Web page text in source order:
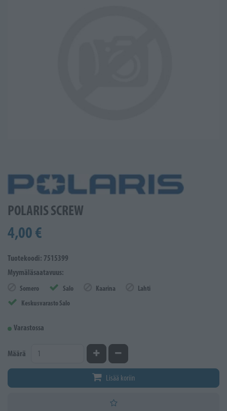
POLARIS SCREW
4,00 €
Tuotekoodi: 7515399
Myymäläsaatavuus:
Somero Salo Kaarina
Lahti
Keskusvarasto Salo
Varastossa
Määrä Kasvata määrääVähennä määrää
Lisää koriin